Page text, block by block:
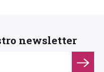
newsletter